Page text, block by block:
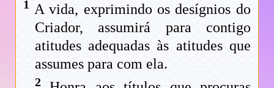
1 A vida, exprimindo os desígnios do
Criador, assumirá para contigo
atitudes adequadas às atitudes que
assumes para com ela.
2